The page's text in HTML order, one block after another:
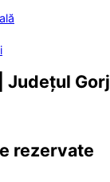
Județul Gorj
rezervate